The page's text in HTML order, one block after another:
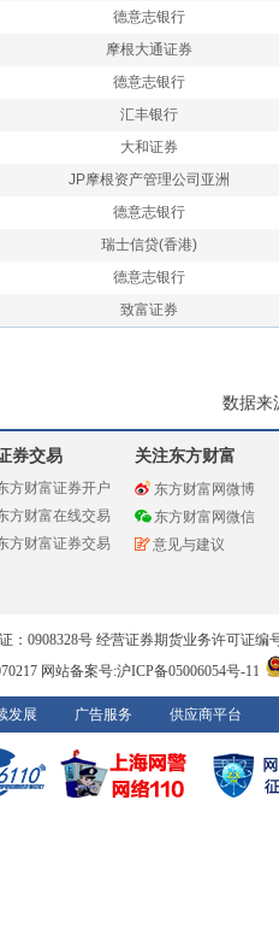
德意志银行
摩根大通证券
德意志银行
汇丰银行
大和证券
JP摩根资产管理公司亚洲
德意志银行
瑞士信贷(香港)
德意志银行
致富证券
数据来
券交易
方财富证券开户
方财富在线交易
方财富证券交易
关注东方财富
东方财富网微博
东方财富网微信
意见与建议
：0908328号 经营证券期货业务许可证编
网站备案号:沪ICP备05006054号-11
发展 广告服务 供应商平台